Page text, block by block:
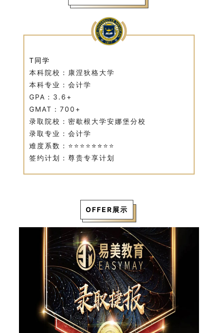
T同学
本科院校：康涅狄格大学
本科专业：会计学
GPA：3.6+
GMAT：700+
录取院校：密歇根大学安娜堡分校
录取专业：会计学
难度系数：⭐⭐⭐⭐ ⭐ ⭐ ⭐ ⭐
签约计划：尊贵专享计划
OFFER展示